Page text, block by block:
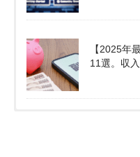
【2025年
11選。収